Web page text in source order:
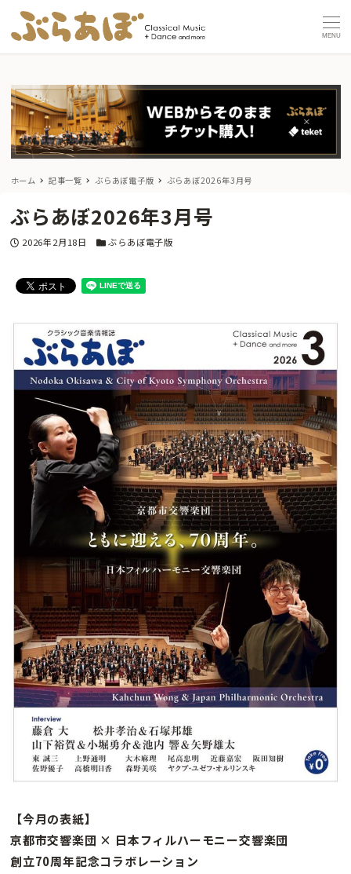
MENU
ホーム 記事一覧 ぶらあぼ電子版 ぶらあぼ2026年3月号
ぶらあぼ2026年3月号
投稿日
2026年2月18日 カテゴリー
ぶらあぼ電子版
【今月の表紙】
京都市交響楽団 × 日本フィルハーモニー交響楽団
創立70周年記念コラボレーション